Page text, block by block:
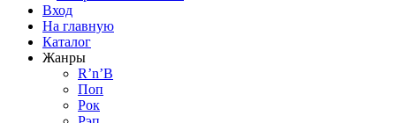
Вход
На главную
Каталог
Жанры
R’n’B
Поп
Рок